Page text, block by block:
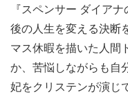
『スペンサー ダイア
後の人生を変える決断
マス休暇を描いた人間
か、苦悩しながらも自
妃をクリステンが演じ